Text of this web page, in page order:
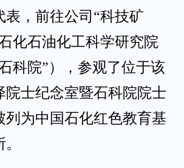
表，前往公司“科技矿
化石油化工科学研究院
科院”），参观了位于该
院士纪念室暨石科院院士
为中国石化红色教育基